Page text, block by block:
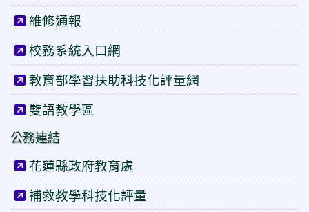
維修通報
校務系統入口網
教育部學習扶助科技化評量網
雙語教學區
公務連結
花蓮縣政府教育處
補救教學科技化評量